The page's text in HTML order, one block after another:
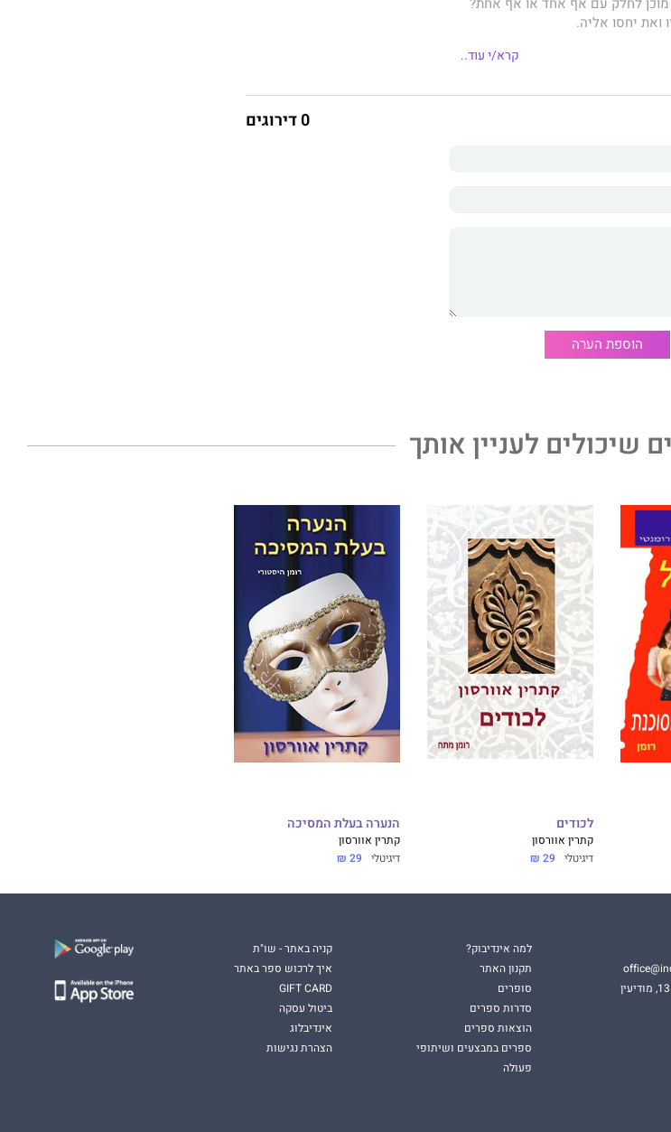
ואת יחסו אליה.
קרא/י עוד..
0 דירוגים
הוספת הערה
שיכולים לעניין אותך
לכודים
קתרין אוורסון
דיגיטלי 29 ₪
הנערה בעלת המסיכה
קתרין אוורסון
דיגיטלי 29 ₪
למה אינדיבוק?
תקנון האתר
סופרים
סדרות ספרים
הוצאות ספרים
ספרים במבצעים ושיתופי
פעולה
קניה באתר - שו"ת
איך לרכוש ספר באתר
GIFT CARD
ביטול עסקה
אינדיבלוג
הצהרת נגישות